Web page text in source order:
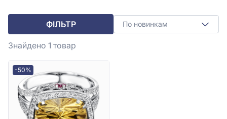
ФІЛЬТР По новинкам
Знайдено 1 товар
-50%